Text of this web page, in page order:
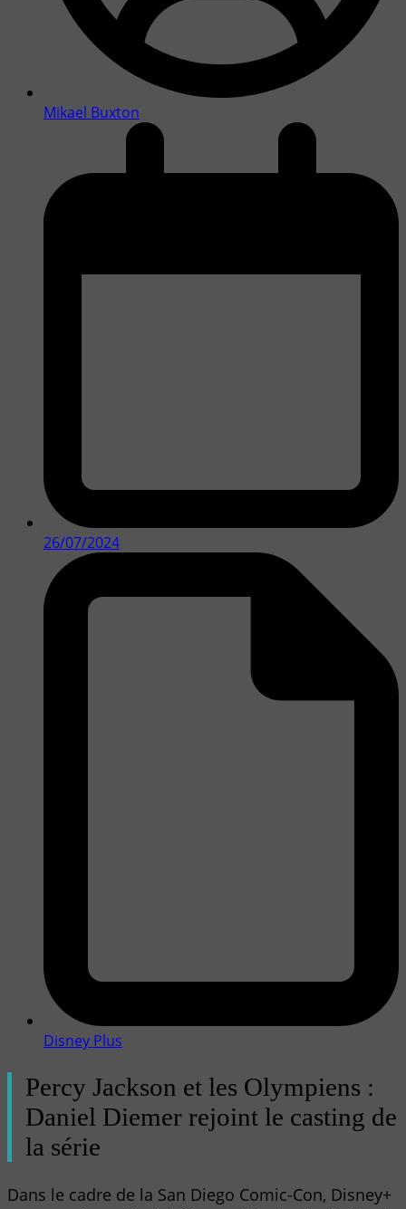
Mikael Buxton
26/07/2024
Disney Plus
Percy Jackson et les Olympiens :
Daniel Diemer rejoint le casting de
la série
Dans le cadre de la San Diego Comic-Con, Disney+